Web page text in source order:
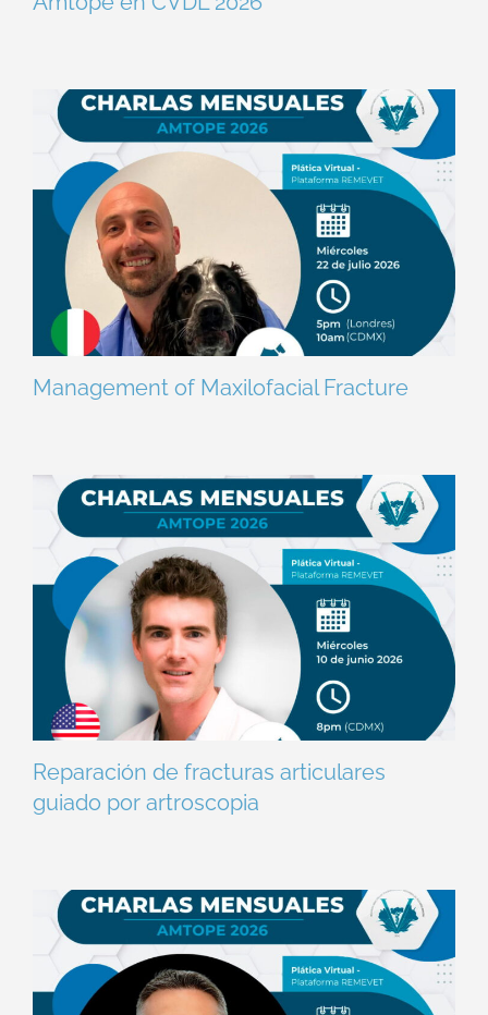
Management of Maxilofacial Fracture
Reparación de fracturas articulares
guiado por artroscopia